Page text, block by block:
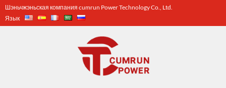
Шэньчжэньская компания cumrun Power Technology Co., Ltd.
Язык